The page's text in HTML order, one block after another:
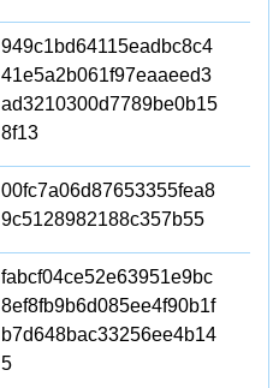
949c1bd64115eadbc8c4
41e5a2b061f97eaaeed3
ad3210300d7789be0b15
8f13
00fc7a06d87653355fea8
9c5128982188c357b55
fabcf04ce52e63951e9bc
8ef8fb9b6d085ee4f90b1f
b7d648bac33256ee4b14
5